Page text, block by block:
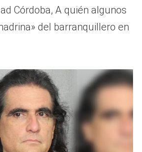
Córdoba, A quién algunos
del barranquillero en